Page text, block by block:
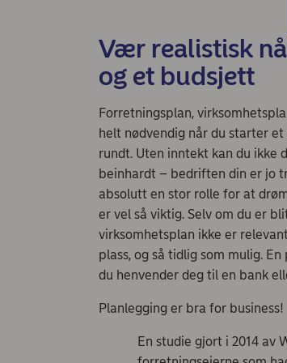
Nordea Finance
Vær realistisk
og et budsjett
Forretningsplan,
helt nødvendig når du starter
rundt. Uten inntekt kan du ikke
beinhardt – bedriften din er jo
absolutt en stor rolle for at
er vel så viktig. Selv om du er
virksomhetsplan ikke er
plass, og så tidlig som mulig.
du henvender deg til en bank
Planlegging er bra for business!
En studie gjort i 2014 av